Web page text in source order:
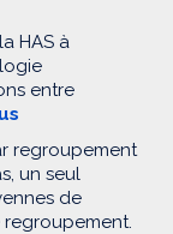
HAS à
entre
regroupement
un seul
de
regroupement.